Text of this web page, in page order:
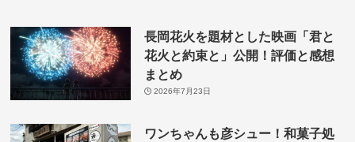
長岡花火を題材とした映画「君と
花火と約束と」公開！評価と感想
まとめ
2026年7月23日
ワンちゃんも彦シュー！和菓子処